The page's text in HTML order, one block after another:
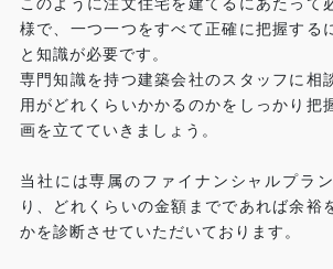
様で、一つ一つをすべて正確に把握する
と知識が必要です。
専門知識を持つ建築会社のスタッフに相
用がどれくらいかかるのかをしっかり把
画を立てていきましょう。
当社には専属のファイナンシャルプラ
り、どれくらいの金額までであれば余裕
かを診断させていただいております。